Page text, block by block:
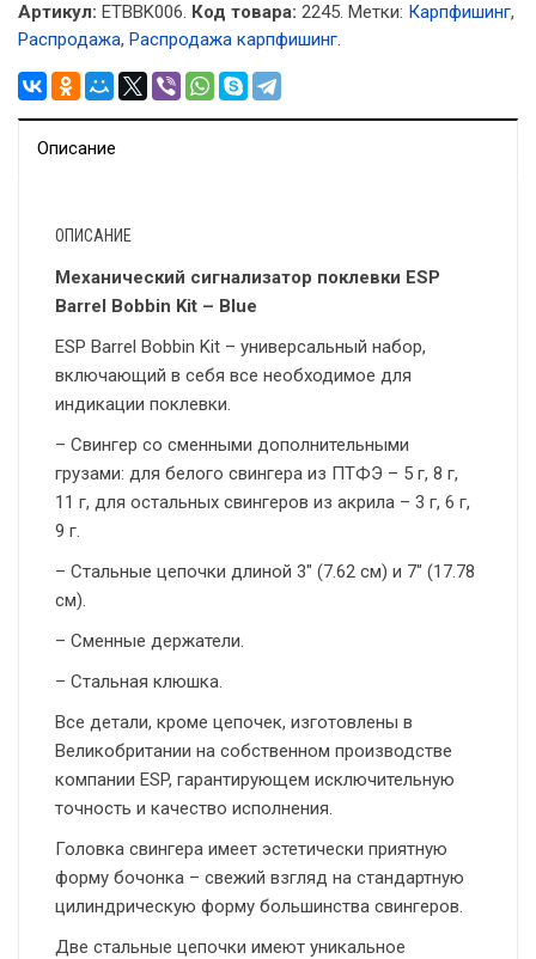
Артикул: ETBBK006. Код товара: 2245. Метки: Карпфишинг,
Распродажа, Распродажа карпфишинг.
Описание
ОПИСАНИЕ
Механический сигнализатор поклевки ESP
Barrel Bobbin Kit – Blue
ESP Barrel Bobbin Kit – универсальный набор,
включающий в себя все необходимое для
индикации поклевки.
– Свингер со сменными дополнительными
грузами: для белого свингера из ПТФЭ – 5 г, 8 г,
11 г, для остальных свингеров из акрила – 3 г, 6 г,
9 г.
– Стальные цепочки длиной 3″ (7.62 см) и 7″ (17.78
см).
– Сменные держатели.
– Стальная клюшка.
Все детали, кроме цепочек, изготовлены в
Великобритании на собственном производстве
компании ESP, гарантирующем исключительную
точность и качество исполнения.
Головка свингера имеет эстетически приятную
форму бочонка – свежий взгляд на стандартную
цилиндрическую форму большинства свингеров.
Две стальные цепочки имеют уникальное